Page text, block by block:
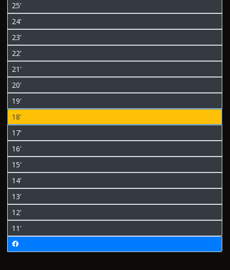
25'
24'
23'
22'
21'
20'
19'
18'
17'
16'
15'
14'
13'
12'
11'